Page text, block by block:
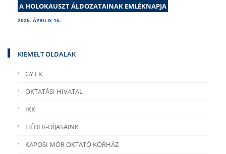
A HOLOKAUSZT ÁLDOZATAINAK EMLÉKNAPJA
2026. ÁPRILIS 16.
KIEMELT OLDALAK
GY I K
OKTATÁSI HIVATAL
IKK
HÉDER-DÍJASAINK
KAPOSI MÓR OKTATÓ KÓRHÁZ